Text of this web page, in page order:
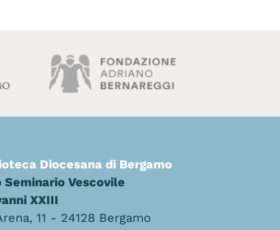
Diocesana di Bergamo
Seminario Vescovile
XXIII
11 - 24128 Bergamo